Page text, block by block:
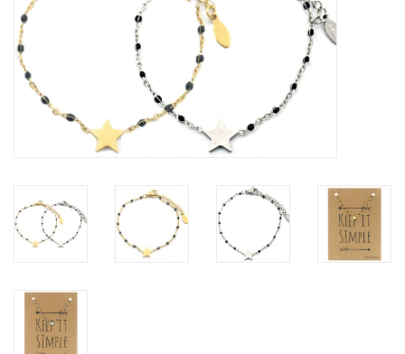
Haaraccesoires
Zonnebrillen
Charmin*s
LIFESTYLE PRODUCTEN